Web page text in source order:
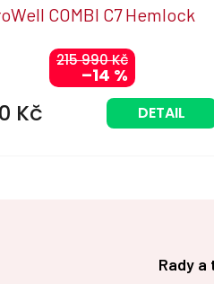
215 990 Kč
–14 %
COMBI C7 Hemlock
Kč DETAIL
Rady a